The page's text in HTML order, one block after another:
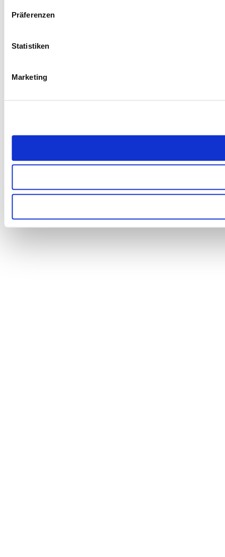
Präferenzen
Statistiken
Marketing